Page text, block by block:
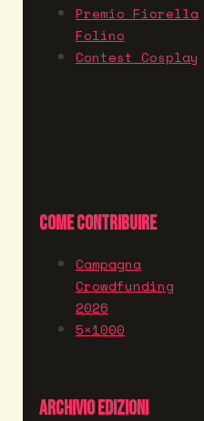
Premio Fiorella
Folino
Contest Cosplay
COME CONTRIBUIRE
Campagna
Crowdfunding
2026
5×1000
ARCHIVIO EDIZIONI